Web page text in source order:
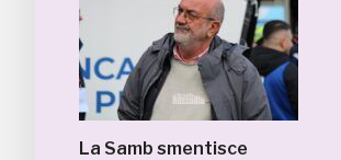
La Samb smentisce